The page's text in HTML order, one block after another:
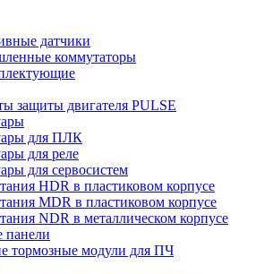
датчики
коммутаторы
защиты двигателя PULSE
для ПЛК
для реле
для сервосистем
HDR в пластиковом корпусе
MDR в пластиковом корпусе
NDR в металлическом корпусе
панели
тормозные модули для ПЧ